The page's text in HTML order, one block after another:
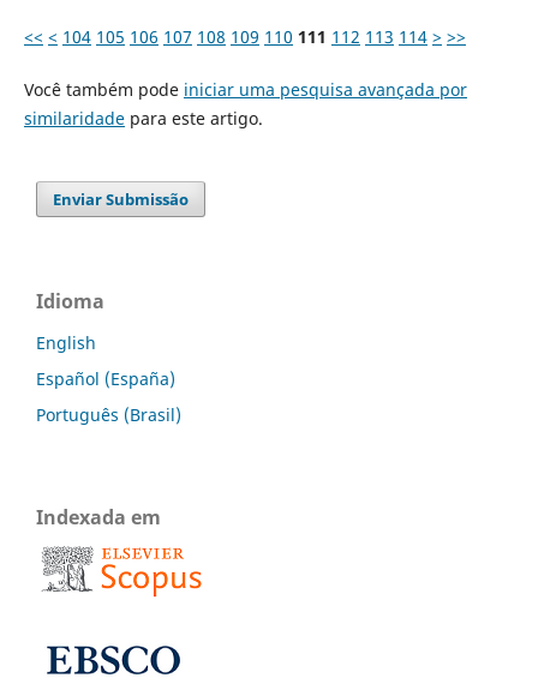
<< < 104 105 106 107 108 109 110 111 112 113 114 > >>
Você também pode iniciar uma pesquisa avançada por
similaridadepara este artigo.
Enviar Submissão
Idioma
English
Español (España)
Português (Brasil)
Indexada em